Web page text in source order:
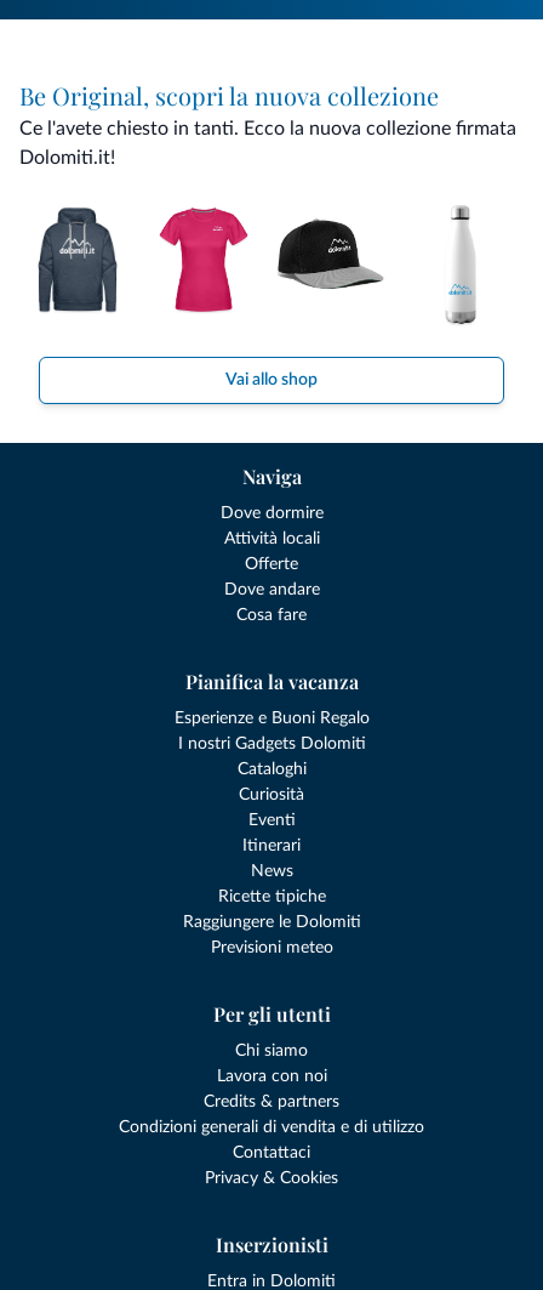
Be Original, scopri la nuova collezione
Ce l'avete chiesto in tanti. Ecco la nuova collezione firmata
Dolomiti.it!
Vai allo shop
Naviga
Dove dormire
Attività locali
Offerte
Dove andare
Cosa fare
Pianifica la vacanza
Esperienze e Buoni Regalo
I nostri Gadgets Dolomiti
Cataloghi
Curiosità
Eventi
Itinerari
News
Ricette tipiche
Raggiungere le Dolomiti
Previsioni meteo
Per gli utenti
Chi siamo
Lavora con noi
Credits & partners
Condizioni generali di vendita e di utilizzo
Contattaci
Privacy & Cookies
Inserzionisti
Entra in Dolomiti